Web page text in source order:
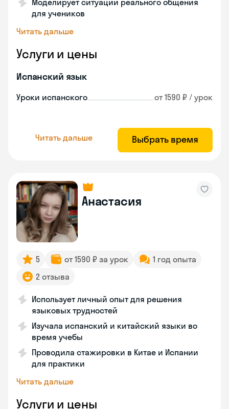
Моделирует ситуации реального общения
для учеников
Читать дальше
Услуги и цены
Испанский язык
Уроки испанского от 1590 ₽ / урок
Читать дальше Выбрать время
Анастасия
5 от 1590 ₽ за урок
1 год опыта
2 отзыва
Использует личный опыт для решения
языковых трудностей
Изучала испанский и китайский языки во
время учебы
Проводила стажировки в Китае и Испании
для практики
Читать дальше
Услуги и цены